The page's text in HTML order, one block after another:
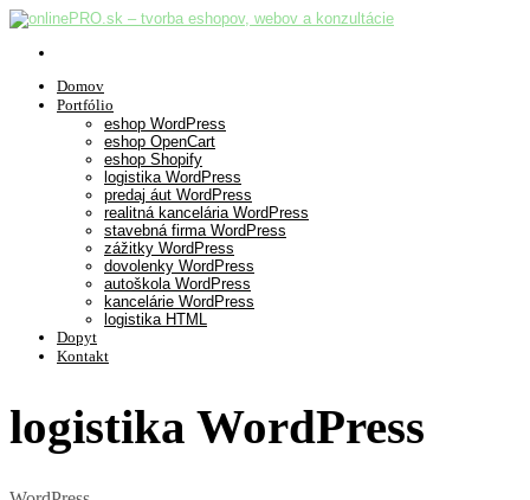
Domov
Portfólio
eshop WordPress
eshop OpenCart
eshop Shopify
logistika WordPress
predaj áut WordPress
realitná kancelária WordPress
stavebná firma WordPress
zážitky WordPress
dovolenky WordPress
autoškola WordPress
kancelárie WordPress
logistika HTML
Dopyt
Kontakt
logistika WordPress